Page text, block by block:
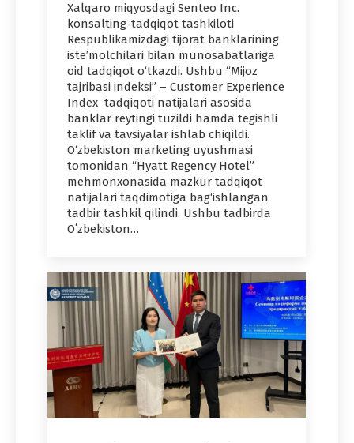
Xalqaro miqyosdagi Senteo Inc.
konsalting-tadqiqot tashkiloti
Respublikamizdagi tijorat banklarining
iste’molchilari bilan munosabatlariga
oid tadqiqot o‘tkazdi. Ushbu “Mijoz
tajribasi indeksi” – Customer Experience
Index tadqiqoti natijalari asosida
banklar reytingi tuzildi hamda tegishli
taklif va tavsiyalar ishlab chiqildi.
O‘zbekiston marketing uyushmasi
tomonidan “Hyatt Regency Hotel”
mehmonxonasida mazkur tadqiqot
natijalari taqdimotiga bag‘ishlangan
tadbir tashkil qilindi. Ushbu tadbirda
Oʻzbekiston…